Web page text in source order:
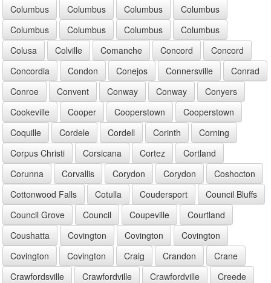
Columbus
Columbus Columbus
Columbus
Columbus
Columbus Columbus
Columbus
Colusa
Colville Comanche Concord
Concord
Concordia
Condon Conejos Connersville
Conrad
Conroe
Convent Conway Conway
Conyers
Cookeville
Cooper Cooperstown
Cooperstown
Coquille
Cordele Cordell Corinth
Corning
Corpus Christi
Corsicana Cortez
Cortland
Corunna
Corvallis Corydon Corydon
Coshocton
Cottonwood Falls
Cotulla Coudersport
Council Bluffs
Council Grove
Council Coupeville
Courtland
Coushatta
Covington Covington
Covington
Covington
Covington Craig Crandon
Crane
Crawfordsville
Crawfordville Crawfordville
Creede